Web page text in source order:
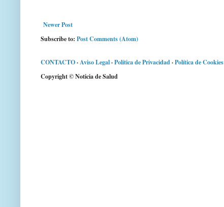
Newer Post
Subscribe to: Post Comments (Atom)
CONTACTO·Aviso Legal·Política de Privacidad·Política de Cookies
Copyright © Noticia de Salud